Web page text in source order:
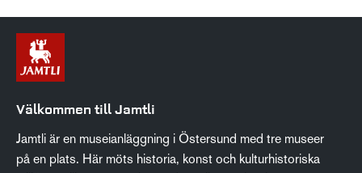
Välkommen till Jamtli
Jamtli är en museianläggning i Östersund med tre museer
på en plats. Här möts historia, konst och kulturhistoriska